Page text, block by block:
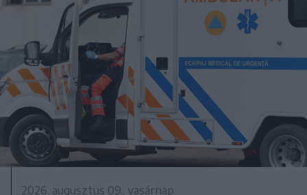
2026. augusztus 09., vasárnap